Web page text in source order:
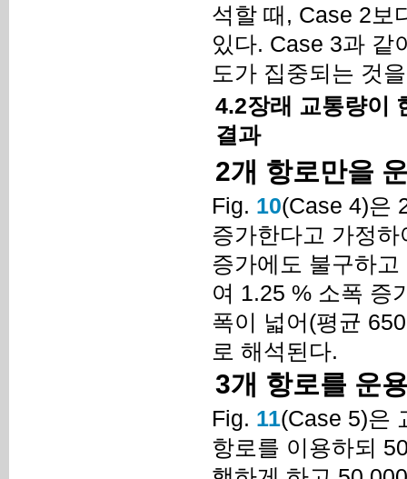
석할 때, Case 2보
있다. Case 3과 같
도가 집중되는 것
4.2장래 교통량이
결과
2개 항로만을
Fig. 10(Case 4)은
증가한다고 가정
증가에도 불구하
여 1.25 % 소폭 증
폭이 넓어(평균
로 해석된다.
3개 항로를 운
Fig. 11(Case 5)은
항로를 이용하되